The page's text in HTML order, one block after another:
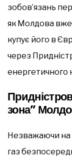
зобов’язань
як Молдова вже
купує його в
через
енергетичного
зона”
Незважаючи на
газ